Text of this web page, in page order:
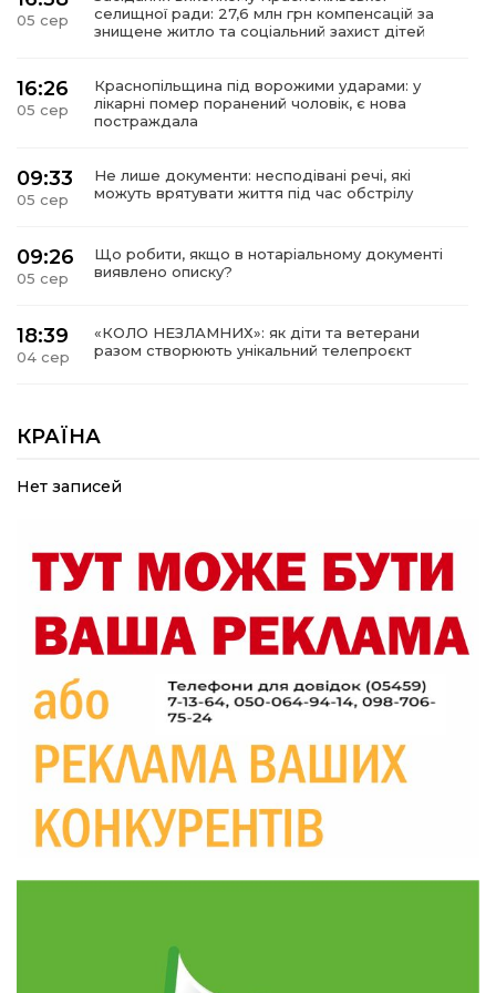
05 сер
селищної ради: 27,6 млн грн компенсацій за
знищене житло та соціальний захист дітей
16:26
05 сер
Краснопільщина під ворожими ударами: у
лікарні помер поранений чоловік, є нова
постраждала
09:33
05 сер
Не лише документи: несподівані речі, які
можуть врятувати життя під час обстрілу
09:26
05 сер
Що робити, якщо в нотаріальному документі
виявлено описку?
18:39
04 сер
«КОЛО НЕЗЛАМНИХ»: як діти та ветерани
разом створюють унікальний телепроєкт
04 сер
прикордоння до втраченого дому
19:36
Пишіть листи самому собі, або як уникнути
19:29
30 лип
«Все закінчиться, приїду й одружуся…»: Пам’яті
26-річного Захисника Богдана Ємця (ВІДЕО)
20:06
Паливо по 100 грн та ризик дефіциту: чому в
28 лип
Житлові сертифікати, підготовка до зими та
підтримка ВПО: підсумки засідання виконкому
Краснопільської селищної ради
10:36
28 лип
Валентина Масалітіна: «Нас тримає віра в
Перемогу і повернення додому»
Обмежено придатний, але безмежно
КРАЇНА
Нет записей